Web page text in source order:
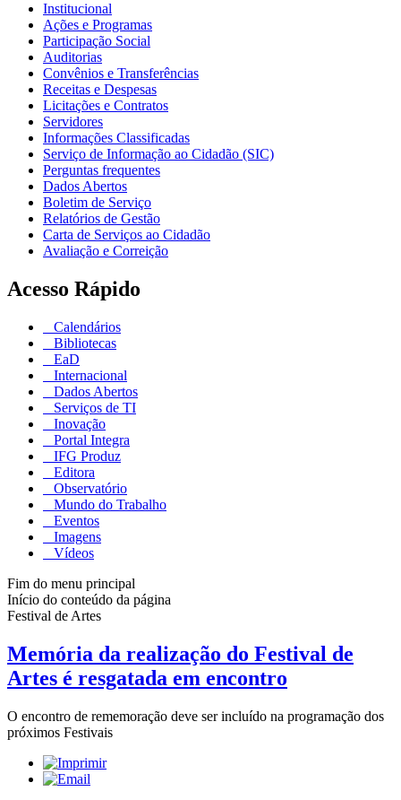
Institucional
Ações e Programas
Participação Social
Auditorias
Convênios e Transferências
Receitas e Despesas
Licitações e Contratos
Servidores
Informações Classificadas
Serviço de Informação ao Cidadão (SIC)
Perguntas frequentes
Dados Abertos
Boletim de Serviço
Relatórios de Gestão
Carta de Serviços ao Cidadão
Avaliação e Correição
Acesso Rápido
Calendários
Bibliotecas
EaD
Internacional
Dados Abertos
Serviços de TI
Inovação
Portal Integra
IFG Produz
Editora
Observatório
Mundo do Trabalho
Eventos
Imagens
Vídeos
Fim do menu principal
Início do conteúdo da página
Festival de Artes
Memória da realização do Festival de
Artes é resgatada em encontro
O encontro de rememoração deve ser incluído na programação dos
próximos Festivais